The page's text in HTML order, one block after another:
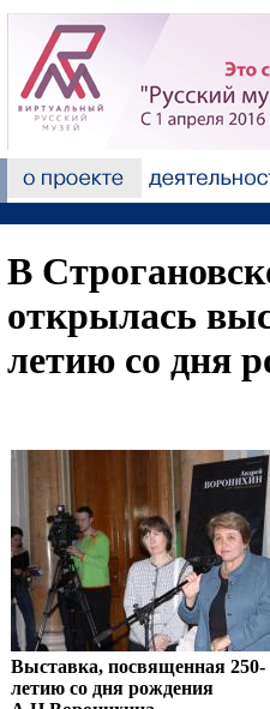
В
открылась
летию со дня
Выставка, посвященная 250-
летию со дня рождения